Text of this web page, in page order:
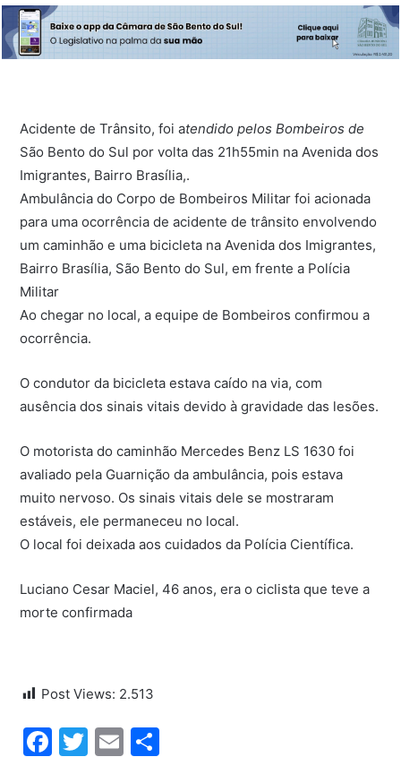
Acidente de Trânsito, foi atendido pelos Bombeiros de
São Bento do Sul por volta das 21h55min na Avenida dos
Imigrantes, Bairro Brasília,.
Ambulância do Corpo de Bombeiros Militar foi acionada
para uma ocorrência de acidente de trânsito envolvendo
um caminhão e uma bicicleta na Avenida dos Imigrantes,
Bairro Brasília, São Bento do Sul, em frente a Polícia
Militar
Ao chegar no local, a equipe de Bombeiros confirmou a
ocorrência.
O condutor da bicicleta estava caído na via, com
ausência dos sinais vitais devido à gravidade das lesões.
O motorista do caminhão Mercedes Benz LS 1630 foi
avaliado pela Guarnição da ambulância, pois estava
muito nervoso. Os sinais vitais dele se mostraram
estáveis, ele permaneceu no local.
O local foi deixada aos cuidados da Polícia Científica.
Luciano Cesar Maciel, 46 anos, era o ciclista que teve a
morte confirmada
Post Views: 2.513
Facebook
Twitter
Email